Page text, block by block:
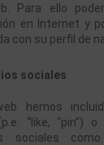
Para ello
en Internet y
con su perfil de
sociales
hemos
“like, “pin”) o
sociales